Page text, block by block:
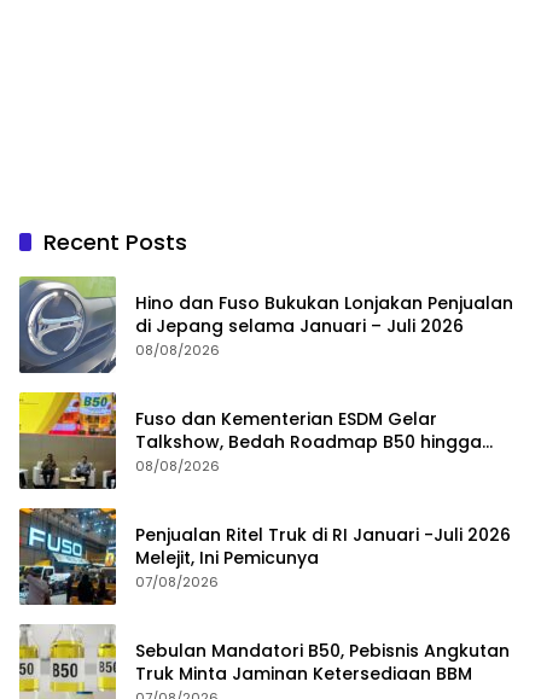
Recent Posts
Hino dan Fuso Bukukan Lonjakan Penjualan
di Jepang selama Januari – Juli 2026
08/08/2026
Fuso dan Kementerian ESDM Gelar
Talkshow, Bedah Roadmap B50 hingga
Dampaknya
08/08/2026
Penjualan Ritel Truk di RI Januari -Juli 2026
Melejit, Ini Pemicunya
07/08/2026
Sebulan Mandatori B50, Pebisnis Angkutan
Truk Minta Jaminan Ketersediaan BBM